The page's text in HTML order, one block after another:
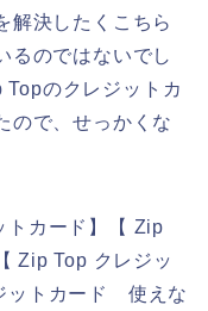
解決したくこちら
るのではないでし
Topのクレジットカ
ので、せっかくな
トカード】【 Zip
Zip Top クレジッ
ットカード 使えな